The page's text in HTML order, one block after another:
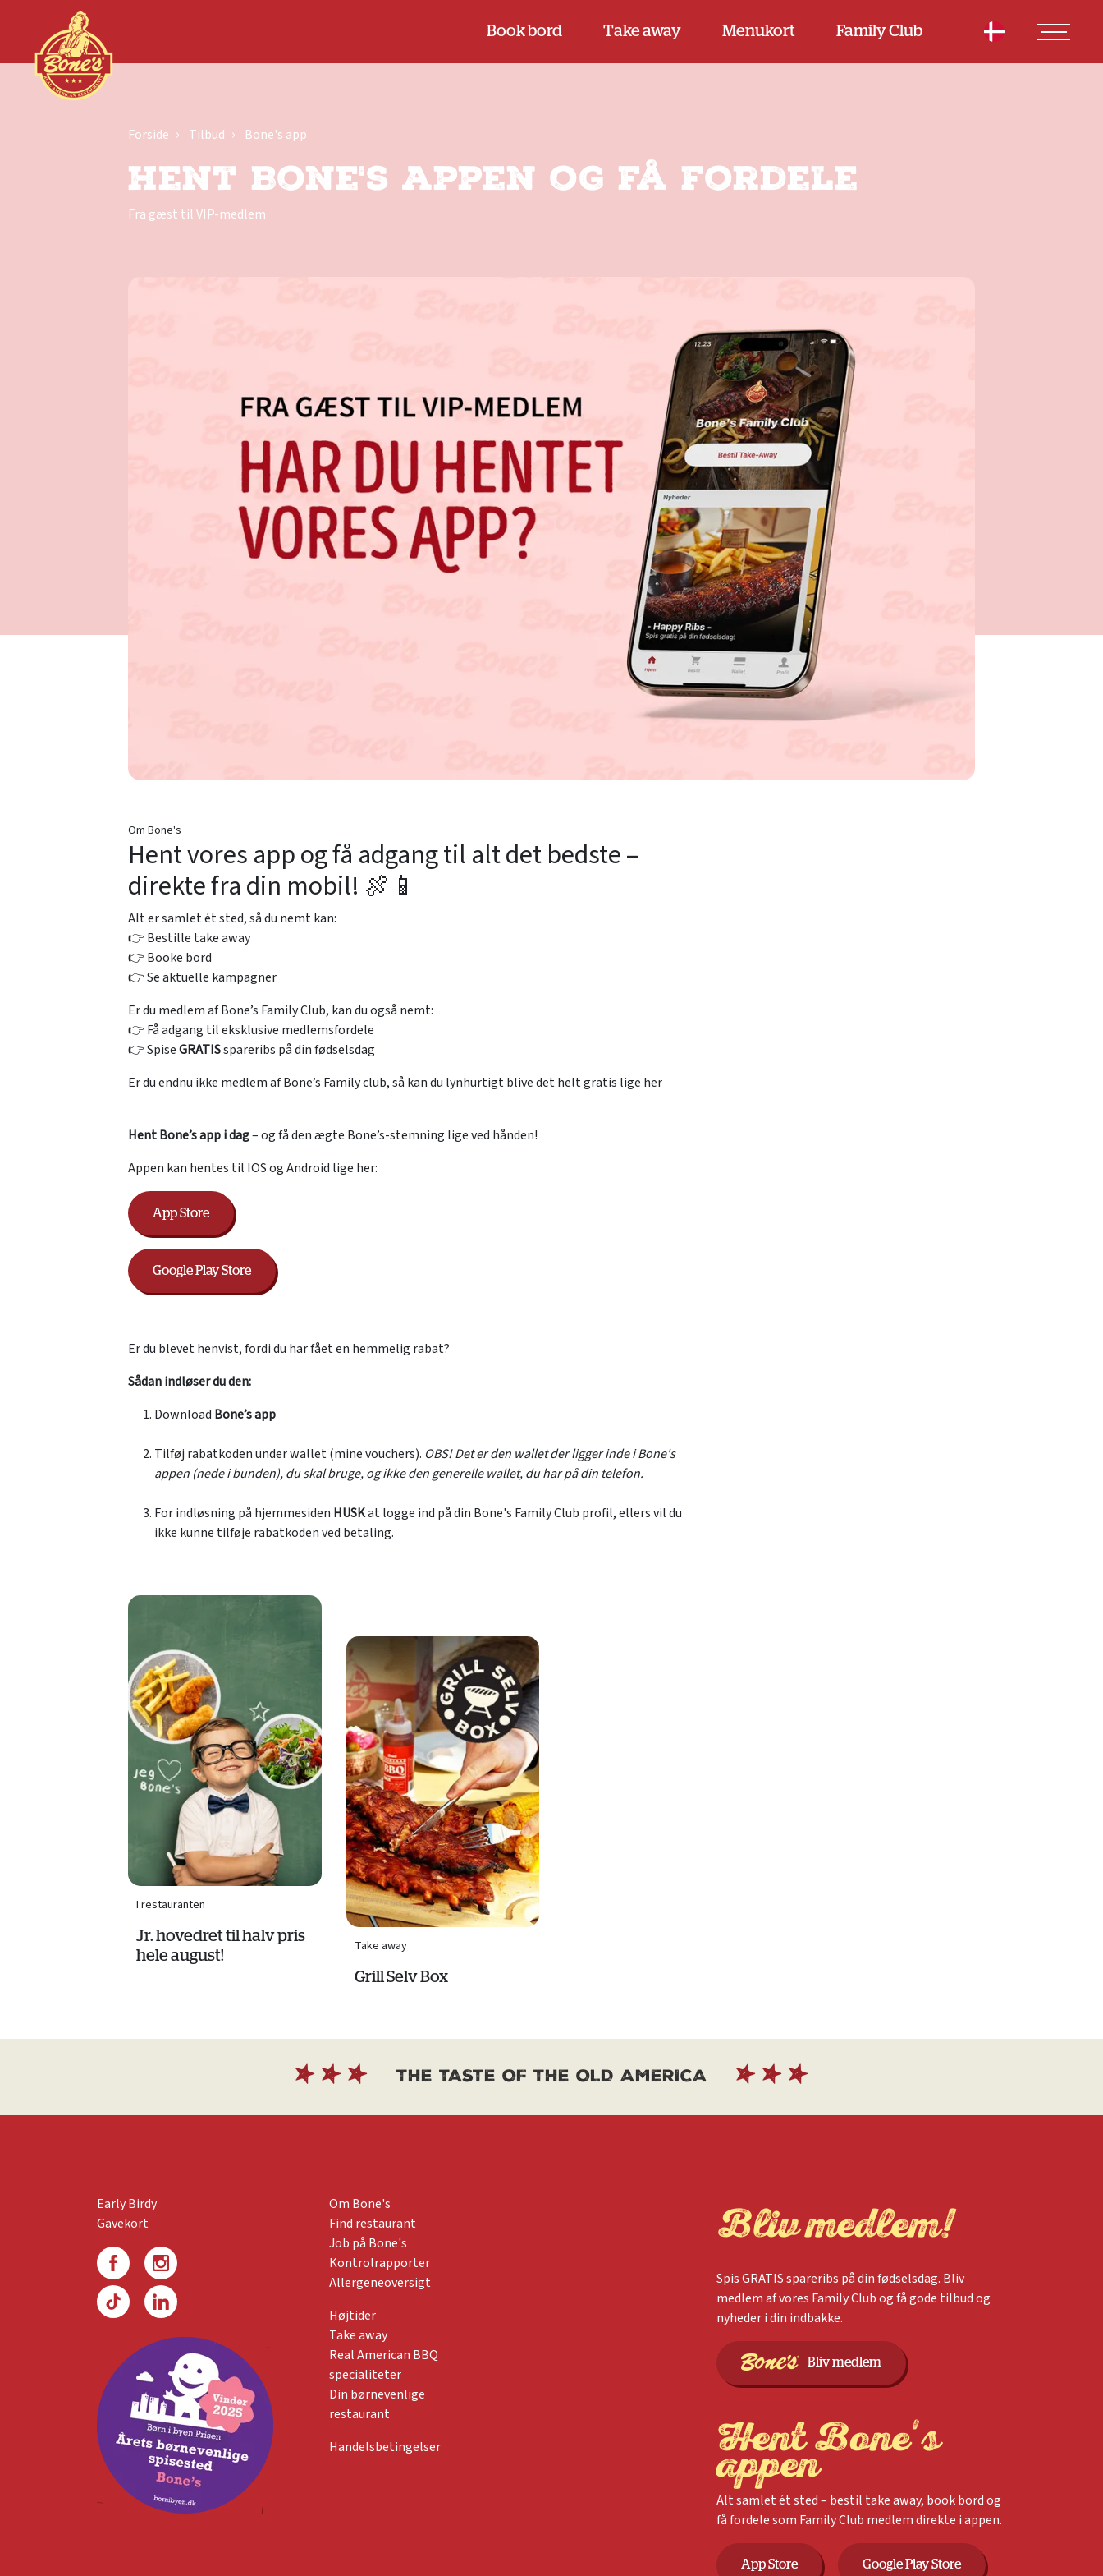
Book bord Take away Menukort Family Club
Forside Tilbud Bone's app
Hent Bone's appen og få fordele
Fra gæst til VIP-medlem
Om Bone's
Hent vores app og få adgang til alt det bedste –
direkte fra din mobil! 🍖📱
Alt er samlet ét sted, så du nemt kan:
👉 Bestille take away
👉 Booke bord
👉 Se aktuelle kampagner
Er du medlem af Bone’s Family Club, kan du også nemt:
👉 Få adgang til eksklusive medlemsfordele
👉 SpiseGRATISspareribs på din fødselsdag
Er du endnu ikke medlem af Bone’s Family club, så kan du lynhurtigt blive det helt gratis lige her
Hent Bone’s app i dag– og få den ægte Bone’s-stemning lige ved hånden!
Appen kan hentes til IOS og Android lige her:
App Store
Google Play Store
Er du blevet henvist, fordi du har fået en hemmelig rabat?
Sådan indløser du den:
Download Bone’s app
Tilføj rabatkoden under wallet (mine vouchers). OBS! Det er den wallet der ligger inde i Bone's
appen (nede i bunden), du skal bruge, og ikke den generelle wallet, du har på din telefon.
For indløsning på hjemmesiden HUSKat logge ind på din Bone's Family Club profil, ellers vil du
ikke kunne tilføje rabatkoden ved betaling.
I restauranten
Jr. hovedret til halv pris
hele august!
Take away
Grill Selv Box
THE TASTE OF THE OLD AMERICA
Early Birdy
Gavekort
Om Bone's
Find restaurant
Job på Bone's
Kontrolrapporter
Allergeneoversigt
Højtider
Take away
Real American BBQ
specialiteter
Din børnevenlige
restaurant
Handelsbetingelser
Bliv medlem!
Spis GRATIS spareribs på din fødselsdag. Bliv
medlem af vores Family Club og få gode tilbud og
nyheder i din indbakke.
Bliv medlem
Hent Bone's
appen
Alt samlet ét sted – bestil take away, book bord og
få fordele som Family Club medlem direkte i appen.
App Store Google Play Store